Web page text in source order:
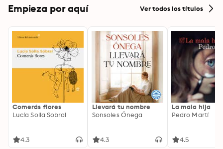
Empieza por aquí Ver todos los títulos
Comerás flores
Lucía Solla Sobral
4.3
Llevará tu nombre
Sonsoles Ónega
4.3
La mala hija
Pedro Martí
4.5